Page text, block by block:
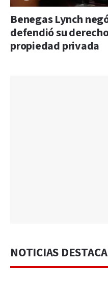
Benegas Lynch
defendió su
propiedad privada
NOTICIAS